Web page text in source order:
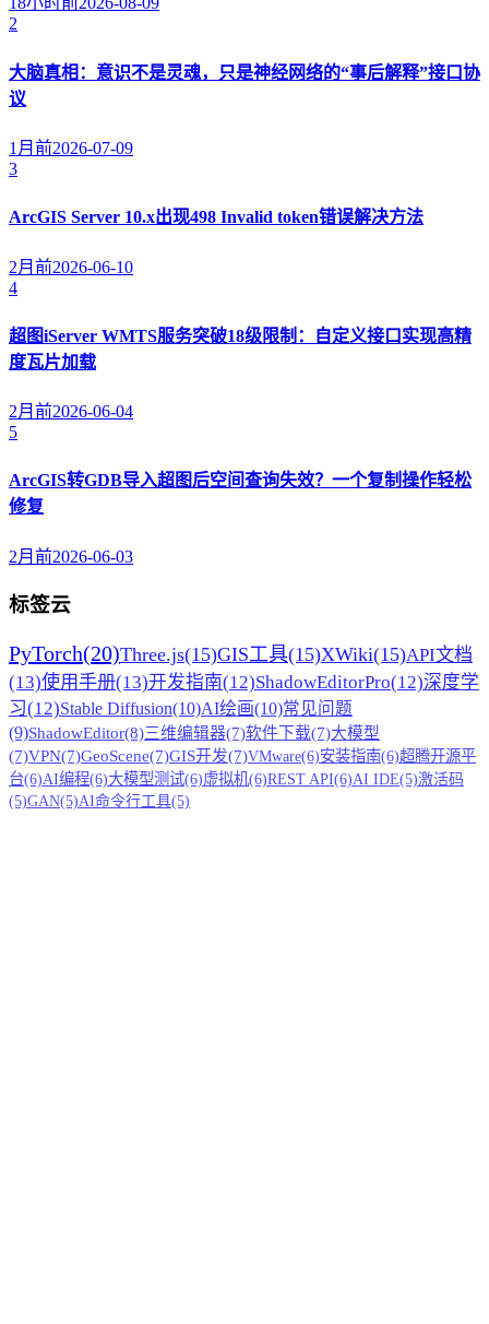
2
大脑真相：意识不是灵魂，只是神经网络的“事后解释”接口协
议
1月前2026-07-09
3
ArcGIS Server 10.x出现498 Invalid token错误解决方法
2月前2026-06-10
4
超图iServer WMTS服务突破18级限制：自定义接口实现高精
度瓦片加载
2月前2026-06-04
5
ArcGIS转GDB导入超图后空间查询失效？一个复制操作轻松
修复
2月前2026-06-03
标签云
PyTorch(20)Three.js(15)GIS工具(15)XWiki(15)API文档
(13)使用手册(13)开发指南(12)ShadowEditorPro(12)深度学
习(12)Stable Diffusion(10)AI绘画(10)常见问题
(9)ShadowEditor(8)三维编辑器(7)软件下载(7)大模型
(7)VPN(7)GeoScene(7)GIS开发(7)VMware(6)安装指南(6)超腾开源平
台(6)AI编程(6)大模型测试(6)虚拟机(6)REST API(6)AI IDE(5)激活码
(5)GAN(5)AI命令行工具(5)